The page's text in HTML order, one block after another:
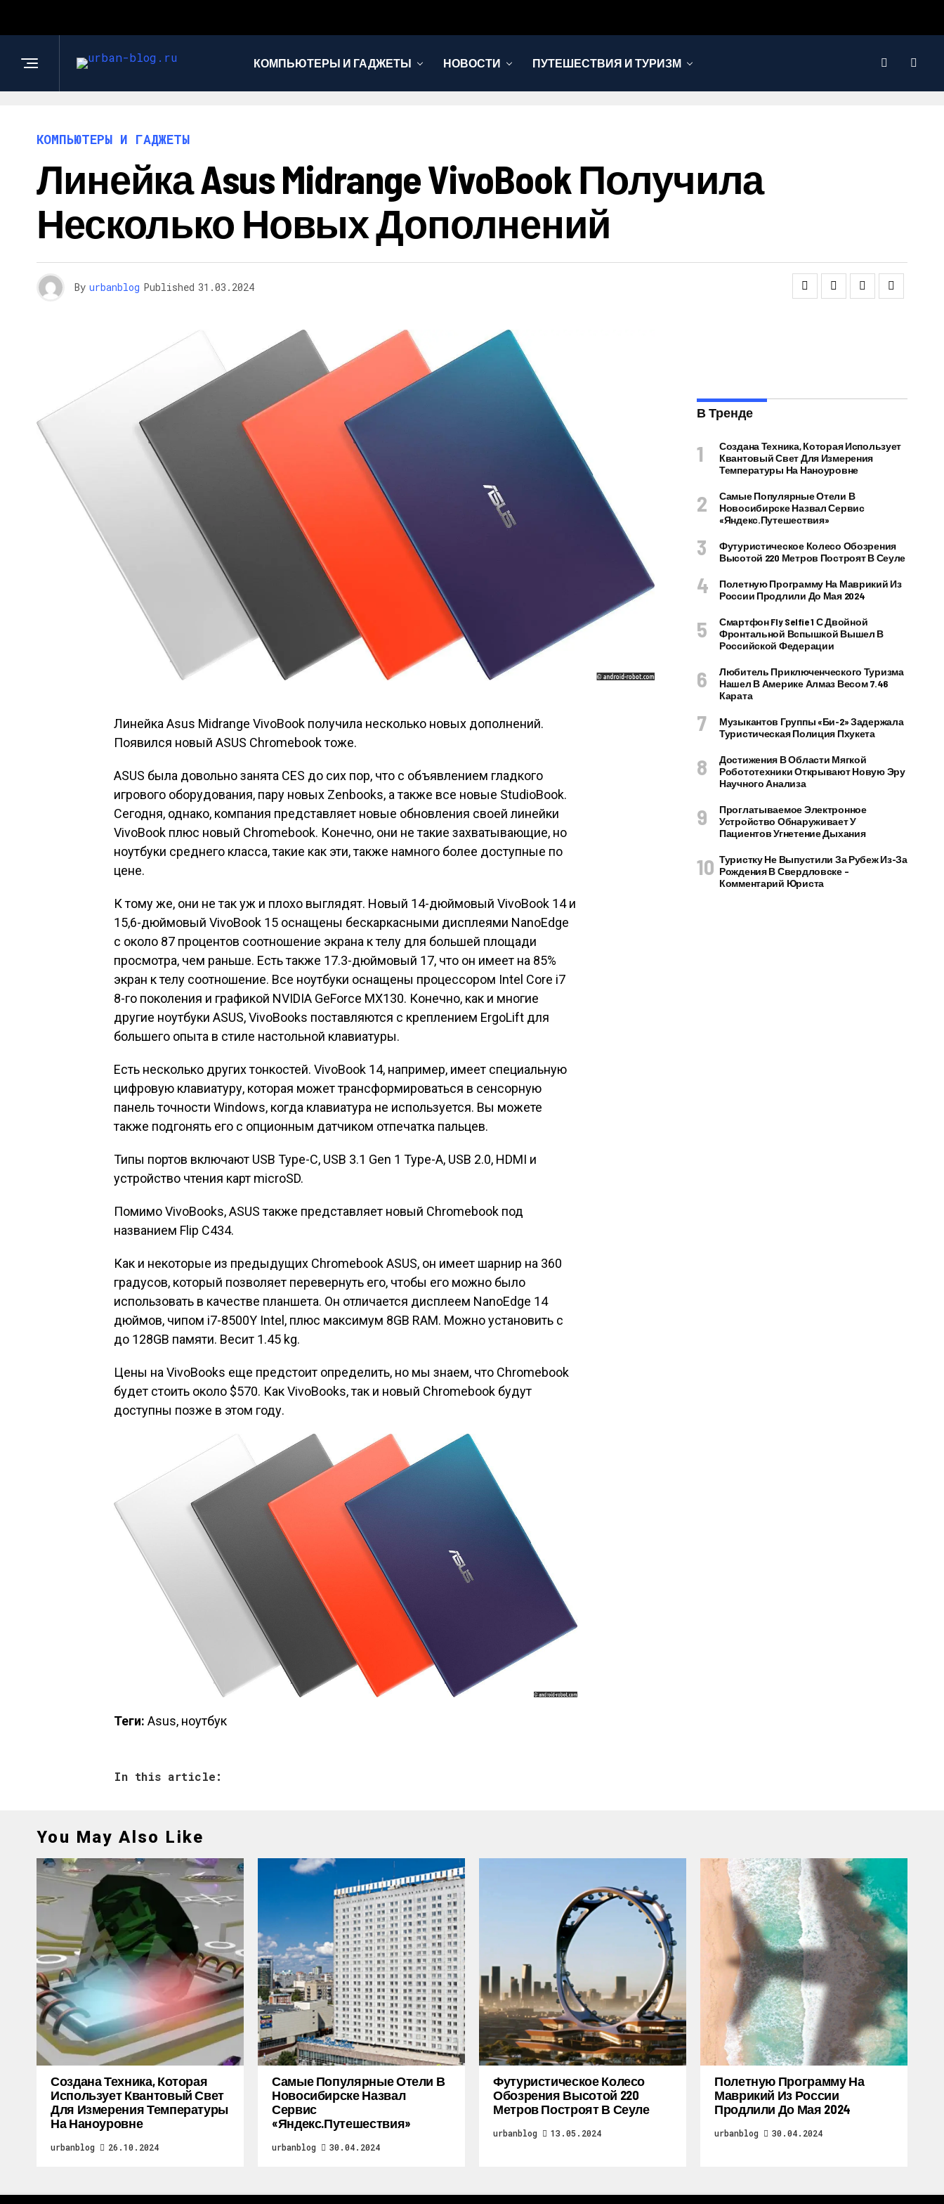
КОМПЬЮТЕРЫ И ГАДЖЕТЫ НОВОСТИ ПУТЕШЕСТВИЯ И ТУРИЗМ
КОМПЬЮТЕРЫ И ГАДЖЕТЫ
Линейка Asus Midrange VivoBook Получила
Несколько Новых Дополнений
By urbanblog Published 31.03.2024
Линейка Asus Midrange VivoBook получила несколько новых дополнений.
Появился новый ASUS Chromebook тоже.
ASUS была довольно занята CES до сих пор, что с объявлением гладкого
игрового оборудования, пару новых Zenbooks, а также все новые StudioBook.
Сегодня, однако, компания представляет новые обновления своей линейки
VivoBook плюс новый Chromebook. Конечно, они не такие захватывающие, но
ноутбуки среднего класса, такие как эти, также намного более доступные по
цене.
К тому же, они не так уж и плохо выглядят. Новый 14-дюймовый VivoBook 14 и
15,6-дюймовый VivoBook 15 оснащены бескаркасными дисплеями NanoEdge
с около 87 процентов соотношение экрана к телу для большей площади
просмотра, чем раньше. Есть также 17.3-дюймовый 17, что он имеет на 85%
экран к телу соотношение. Все ноутбуки оснащены процессором Intel Core i7
8-го поколения и графикой NVIDIA GeForce MX130. Конечно, как и многие
другие ноутбуки ASUS, VivoBooks поставляются с креплением ErgoLift для
большего опыта в стиле настольной клавиатуры.
Есть несколько других тонкостей. VivoBook 14, например, имеет специальную
цифровую клавиатуру, которая может трансформироваться в сенсорную
панель точности Windows, когда клавиатура не используется. Вы можете
также подгонять его с опционным датчиком отпечатка пальцев.
Типы портов включают USB Type-C, USB 3.1 Gen 1 Type-A, USB 2.0, HDMI и
устройство чтения карт microSD.
Помимо VivoBooks, ASUS также представляет новый Chromebook под
названием Flip C434.
Как и некоторые из предыдущих Chromebook ASUS, он имеет шарнир на 360
градусов, который позволяет перевернуть его, чтобы его можно было
использовать в качестве планшета. Он отличается дисплеем NanoEdge 14
дюймов, чипом i7-8500Y Intel, плюс максимум 8GB RAM. Можно установить с
до 128GB памяти. Весит 1.45 kg.
Цены на VivoBooks еще предстоит определить, но мы знаем, что Chromebook
будет стоить около $570. Как VivoBooks, так и новый Chromebook будут
доступны позже в этом году.
Теги: Asus, ноутбук
In this article:
В Тренде
Создана Техника, Которая Использует
Квантовый Свет Для Измерения
Температуры На Наноуровне
Самые Популярные Отели В
Новосибирске Назвал Сервис
«Яндекс.Путешествия»
Футуристическое Колесо Обозрения
Высотой 220 Метров Построят В Сеуле
Полетную Программу На Маврикий Из
России Продлили До Мая 2024
Смартфон Fly Selfie 1 С Двойной
Фронтальной Вспышкой Вышел В
Российской Федерации
Любитель Приключенческого Туризма
Нашел В Америке Алмаз Весом 7.46
Карата
Музыкантов Группы «Би-2» Задержала
Туристическая Полиция Пхукета
Достижения В Области Мягкой
Робототехники Открывают Новую Эру
Научного Анализа
Проглатываемое Электронное
Устройство Обнаруживает У
Пациентов Угнетение Дыхания
Туристку Не Выпустили За Рубеж Из-За
Рождения В Свердловске –
Комментарий Юриста
You May Also Like
Создана Техника, Которая
Использует Квантовый Свет
Для Измерения Температуры
На Наноуровне
urbanblog 26.10.2024
Самые Популярные Отели В
Новосибирске Назвал
Сервис
«Яндекс.Путешествия»
urbanblog 30.04.2024
Футуристическое Колесо
Обозрения Высотой 220
Метров Построят В Сеуле
urbanblog 13.05.2024
Полетную Программу На
Маврикий Из России
Продлили До Мая 2024
urbanblog 30.04.2024